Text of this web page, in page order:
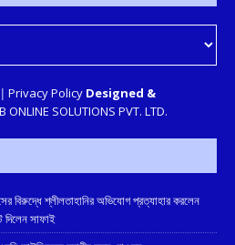
| Privacy Policy Designed &
ONLINE SOLUTIONS PVT. LTD.
বিরুদ্ধে শ্লীলতাহানির অভিযোগ প্রত্যাহার করলেন
সাফাই